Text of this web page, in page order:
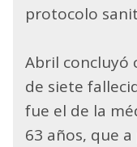
protocolo
Abril concluyó
de siete
fue el de la
63 años, que